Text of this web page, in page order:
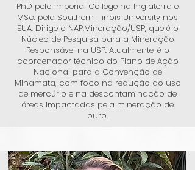
PhD pelo Imperial College na Inglaterra e
MSc. pela Southern Illinois University nos
EUA. Dirige o NAP.Mineração/USP, que é o
Núcleo de Pesquisa para a Mineração
Responsável na USP. Atualmente, é o
coordenador técnico do Plano de Ação
Nacional para a Convenção de
Minamata, com foco na redução do uso
de mercúrio e na descontaminação de
áreas impactadas pela mineração de
ouro.